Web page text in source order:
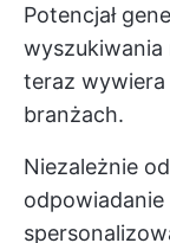
Potencjał
teraz wywiera
branżach.
Niezależnie